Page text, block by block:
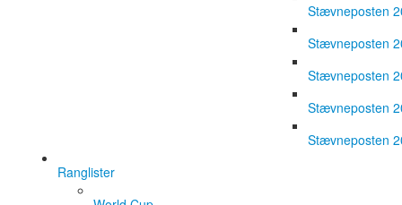
Stævneposten
Stævneposten
Stævneposten
Stævneposten
Stævneposten
Ranglister